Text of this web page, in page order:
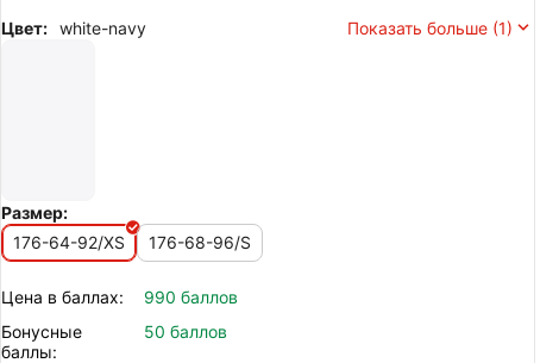
Цвет: white-navy Показать больше (1)
Размер:
176-64-92/XS
176-68-96/S
Цена в баллах:
990 баллов
Бонусные
баллы:
50 баллов